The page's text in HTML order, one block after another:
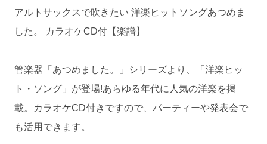
アルトサックスで吹きたい 洋楽ヒットソングあつめま
した。 カラオケCD付【楽譜】
管楽器「あつめました。」シリーズより、「洋楽ヒッ
ト・ソング」が登場!あらゆる年代に人気の洋楽を掲
載。カラオケCD付きですので、パーティーや発表会で
も活用できます。